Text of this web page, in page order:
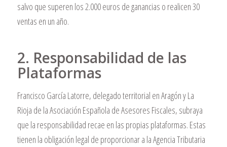
salvo que superen los 2.000 euros de ganancias o realicen 30
ventas en un año.
2. Responsabilidad de las
Plataformas
Francisco García Latorre, delegado territorial en Aragón y La
Rioja de la Asociación Española de Asesores Fiscales, subraya
que la responsabilidad recae en las propias plataformas. Estas
tienen la obligación legal de proporcionar a la Agencia Tributaria